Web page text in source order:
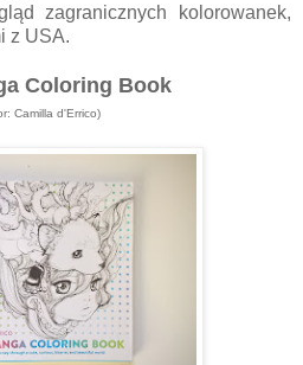
zagranicznych kolorowanek,
z USA.
Coloring Book
Camilla d'Errico)